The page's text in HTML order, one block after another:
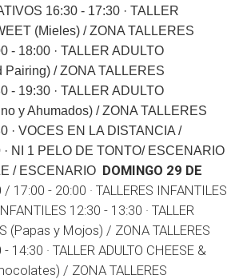
16:30 - 17:30 · TALLER
(Mieles) / ZONA TALLERES
- 18:00 · TALLER ADULTO
Pairing) / ZONA TALLERES
- 19:30 · TALLER ADULTO
y Ahumados) / ZONA TALLERES
· VOCES EN LA DISTANCIA /
NI 1 PELO DE TONTO/ ESCENARIO
/ ESCENARIO DOMINGO 29 DE
17:00 - 20:00 · TALLERES INFANTILES
12:30 - 13:30 · TALLER
(Papas y Mojos) / ZONA TALLERES
- 14:30 · TALLER ADULTO CHEESE &
/ ZONA TALLERES